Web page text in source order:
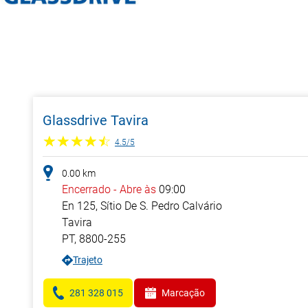
Glassdrive Tavira
4.5/5
0.00 km
Encerrado - Abre às 09:00
En 125, Sítio De S. Pedro Calvário
Tavira
PT, 8800-255
Trajeto
281 328 015 Marcação